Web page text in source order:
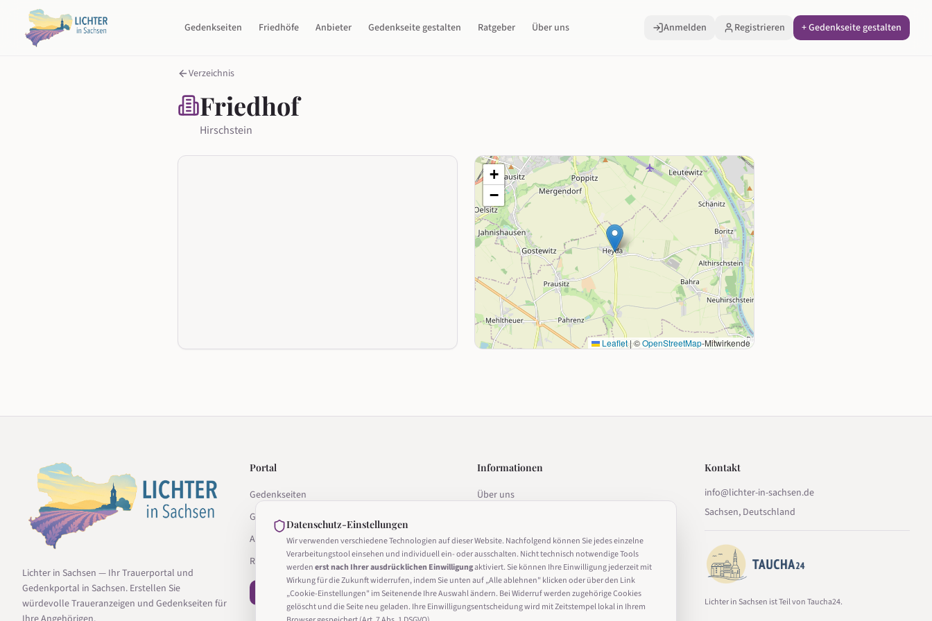
Gedenkseiten Friedhöfe Anbieter Gedenkseite gestalten Ratgeber Über uns Anmelden Registrieren + Gedenkseite gestalten
Verzeichnis
Friedhof
Hirschstein
+
−
Leaflet |©OpenStreetMap-Mitwirkende
Lichter in Sachsen — Ihr Trauerportal und
Gedenkportal in Sachsen. Erstellen Sie
würdevolle Traueranzeigen und Gedenkseiten für
Portal
Gedenkseiten
Gedenkseite gestalten
Anbieter
Ratgeber
− Vertrag widerrufen
Informationen
Über uns
Impressum
Nutzungsbedingungen
Cookie-Einstellungen
Kontakt
info@lichter-in-sachsen.de
Sachsen, Deutschland
Lichter in Sachsen ist Teil von Taucha24.
Datenschutz-Einstellungen
Wir verwenden verschiedene Technologien auf dieser Website. Nachfolgend können Sie jedes einzelne
Verarbeitungstool einsehen und individuell ein- oder ausschalten. Nicht technisch notwendige Tools
werdenerst nach Ihrer ausdrücklichen Einwilligungaktiviert. Sie können Ihre Einwilligung jederzeit mit
Wirkung für die Zukunft widerrufen, indem Sie unten auf „Alle ablehnen" klicken oder über den Link
„Cookie-Einstellungen" im Seitenende Ihre Auswahl ändern. Bei Widerruf werden zugehörige Cookies
gelöscht und die Seite neu geladen. Ihre Einwilligungsentscheidung wird mit Zeitstempel lokal in Ihrem